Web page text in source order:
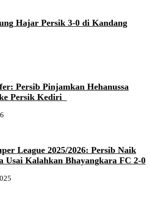
Hajar Persik 3-0 di Kandang
Persib Pinjamkan Hehanussa
Persik Kediri
League 2025/2026: Persib Naik
Usai Kalahkan Bhayangkara FC 2-0